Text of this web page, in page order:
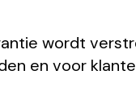
wordt
en voor